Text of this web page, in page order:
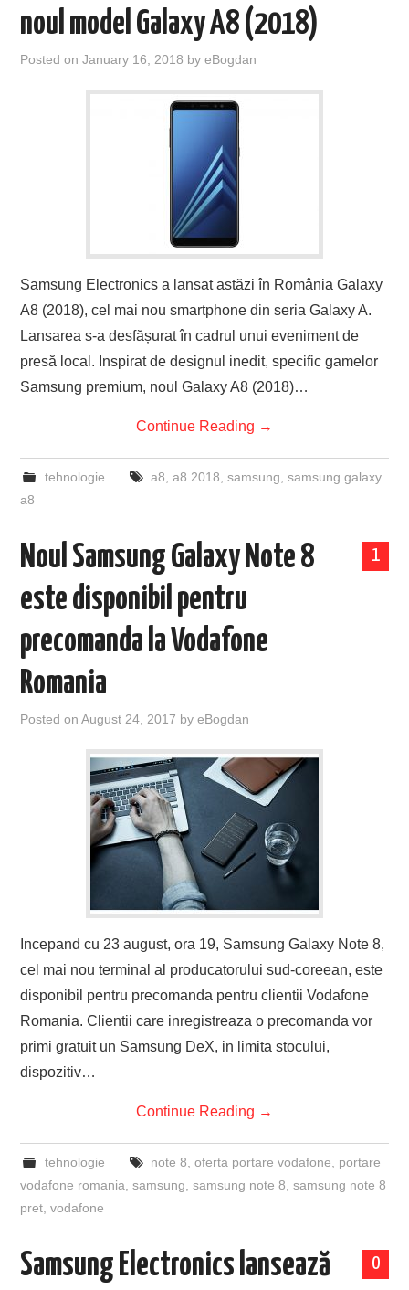
noul model Galaxy A8 (2018)
Posted onJanuary 16, 2018 byeBogdan
Samsung Electronics a lansat astăzi în România Galaxy
A8 (2018), cel mai nou smartphone din seria Galaxy A.
Lansarea s-a desfășurat în cadrul unui eveniment de
presă local. Inspirat de designul inedit, specific gamelor
Samsung premium, noul Galaxy A8 (2018)…
Continue Reading →
tehnologie a8 a8 2018 samsung samsung galaxy
a8
1
Noul Samsung Galaxy Note 8
este disponibil pentru
precomanda la Vodafone
Romania
Posted onAugust 24, 2017 byeBogdan
Incepand cu 23 august, ora 19, Samsung Galaxy Note 8,
cel mai nou terminal al producatorului sud-coreean, este
disponibil pentru precomanda pentru clientii Vodafone
Romania. Clientii care inregistreaza o precomanda vor
primi gratuit un Samsung DeX, in limita stocului,
dispozitiv…
Continue Reading →
tehnologie note 8 oferta portare vodafone
portare
vodafone romania ,samsung ,samsung note 8 ,samsung note 8
pret ,vodafone
0
Samsung Electronics lansează